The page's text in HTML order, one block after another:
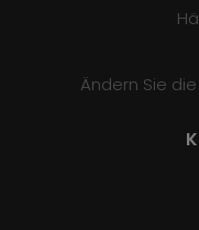
Ändern Sie